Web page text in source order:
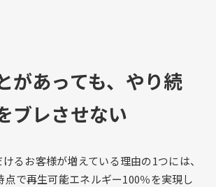
があっても、やり続
ブレさせない
るお客様が増えている理由の1つには、
点で再生可能エネルギー100％を実現し